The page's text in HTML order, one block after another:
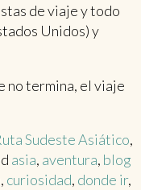
de viaje y todo
Unidos) y
no termina, el viaje
Sudeste Asiático,
asia, aventura, blog
, curiosidad, donde ir,